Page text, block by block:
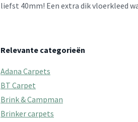
liefst 40mm! Een extra dik vloerkleed
Relevante categorieën
Adana Carpets
BT Carpet
Brink & Campman
Brinker carpets